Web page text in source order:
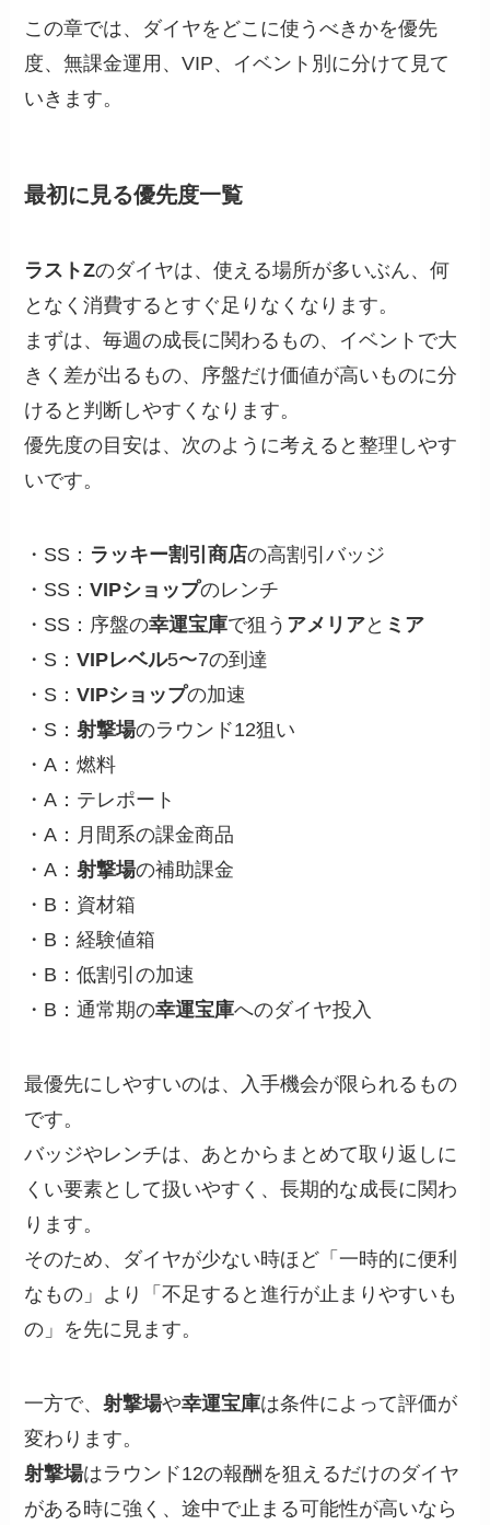
この章では、ダイヤをどこに使うべきかを優先
度、無課金運用、VIP、イベント別に分けて見て
いきます。
最初に見る優先度一覧
ラストZのダイヤは、使える場所が多いぶん、何
となく消費するとすぐ足りなくなります。
まずは、毎週の成長に関わるもの、イベントで大
きく差が出るもの、序盤だけ価値が高いものに分
けると判断しやすくなります。
優先度の目安は、次のように考えると整理しやす
いです。
・SS： ラッキー割引商店の高割引バッジ
・SS：VIPショップのレンチ
・SS：序盤の幸運宝庫で狙う アメリアと ミア
・S：VIPレベル5〜7の到達
・S：VIPショップの加速
・S：射撃場のラウンド12狙い
・A：燃料
・A：テレポート
・A：月間系の課金商品
・A：射撃場の補助課金
・B：資材箱
・B：経験値箱
・B：低割引の加速
・B：通常期の幸運宝庫へのダイヤ投入
最優先にしやすいのは、入手機会が限られるもの
です。
バッジやレンチは、あとからまとめて取り返しに
くい要素として扱いやすく、長期的な成長に関わ
ります。
そのため、ダイヤが少ない時ほど「一時的に便利
なもの」より「不足すると進行が止まりやすいも
の」を先に見ます。
一方で、射撃場や幸運宝庫は条件によって評価が
変わります。
射撃場はラウンド12の報酬を狙えるだけのダイヤ
がある時に強く、途中で止まる可能性が高いなら